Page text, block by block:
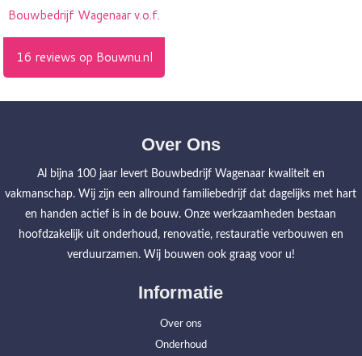
Over Ons
Al bijna 100 jaar levert Bouwbedrijf Wagenaar kwaliteit en
vakmanschap. Wij zijn een allround familiebedrijf dat dagelijks met hart
en handen actief is in de bouw. Onze werkzaamheden bestaan
hoofdzakelijk uit onderhoud, renovatie, restauratie verbouwen en
verduurzamen. Wij bouwen ook graag voor u!
Informatie
Over ons
Onderhoud